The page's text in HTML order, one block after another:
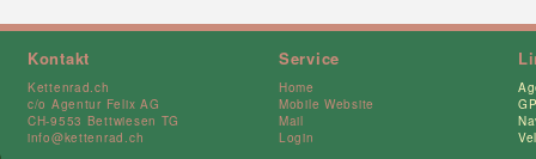
Kontakt
Kettenrad.ch
c/o Agentur Felix AG
CH-9553 Bettwiesen TG
info@kettenrad.ch
Service
Home
Mobile Website
Mail
Login